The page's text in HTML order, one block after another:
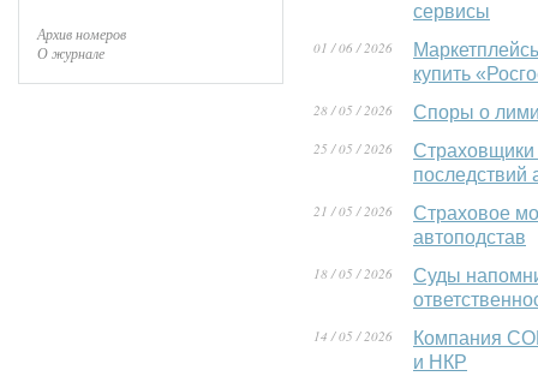
Архив номеров
О журнале
сервисы
01 / 06 / 2026
купить
28 / 05 / 2026 Споры о
25 / 05 / 2026
Страховщики
последствий
21 / 05 / 2026
Страховое
автоподстав
18 / 05 / 2026
Суды
14 / 05 / 2026
Компания
и НКР